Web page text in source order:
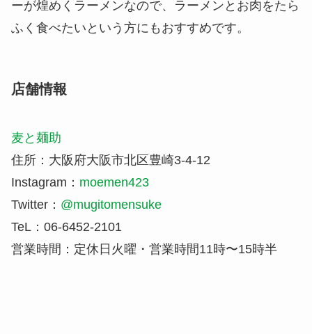
ーが煌めくラーメンなので、ラーメンとお肉をたら
ふく食べたいという方にもおすすめです。
店舗情報
麦と麺助
住所：大阪府大阪市北区豊崎3-4-12
Instagram： moemen423
Twitter： @mugitomensuke
TeL：06-6452-2101
営業時間：定休日火曜・営業時間11時〜15時半